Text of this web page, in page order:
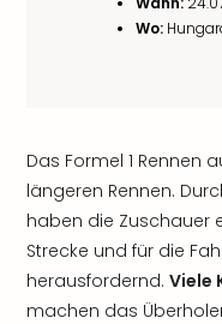
Wo:
Das Formel 1 Rennen
längeren Rennen.
haben die Zuschauer
Strecke und für die
herausfordernd. Viele
machen das